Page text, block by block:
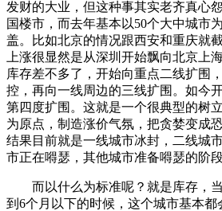
发财的大业，但这种事其实老齐真心
国楼市，而去年基本以50个大中城市
盖。比如北京的情况跟西安和重庆就
上涨很显然是从深圳开始飘向北京上
库存差不多了，开始向重点二线扩围
控，再向一线周边的三线扩围。如今
第四度扩围。这就是一个很典型的树
为原点，制造涨价气氛，把贪婪变成
结果目前就是一线城市冰封，二线城
市正在嘚瑟，其他城市准备嘚瑟的阶段
而以什么为标准呢？就是库存，
到6个月以下的时候，这个城市基本都